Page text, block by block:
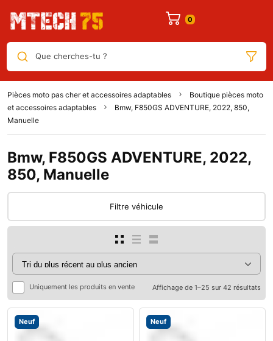
Que cherches-tu ?
Pièces moto pas cher et accessoires adaptables
Boutique pièces moto
et accessoires adaptables
Bmw, F850GS ADVENTURE, 2022, 850,
Manuelle
Bmw, F850GS ADVENTURE, 2022,
850, Manuelle
Filtre véhicule
Uniquement les produits en vente Affichage de 1–25 sur 42 résultats
Neuf Neuf